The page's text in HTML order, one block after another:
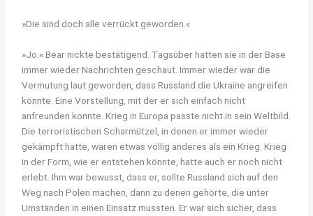
»Die sind doch alle verrückt geworden.«
»Jo.« Bear nickte bestätigend. Tagsüber hatten sie in der Base
immer wieder Nachrichten geschaut. Immer wieder war die
Vermutung laut geworden, dass Russland die Ukraine angreifen
könnte. Eine Vorstellung, mit der er sich einfach nicht
anfreunden konnte. Krieg in Europa passte nicht in sein Weltbild.
Die terroristischen Scharmützel, in denen er immer wieder
gekämpft hatte, waren etwas völlig anderes als ein Krieg. Krieg
in der Form, wie er entstehen könnte, hatte auch er noch nicht
erlebt. Ihm war bewusst, dass er, sollte Russland sich auf den
Weg nach Polen machen, dann zu denen gehörte, die unter
Umständen in einen Einsatz mussten. Er war sich sicher, dass